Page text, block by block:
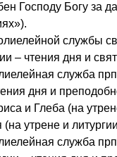
Господу Богу за
службы
– чтения дня и
служба
дня и
и Глеба (на
утрене и
служба